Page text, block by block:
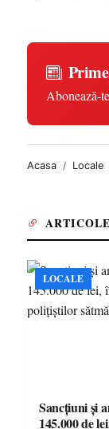
Abonează-
Acasa Locale
LOCALE
Sancțiuni și
145.000 de